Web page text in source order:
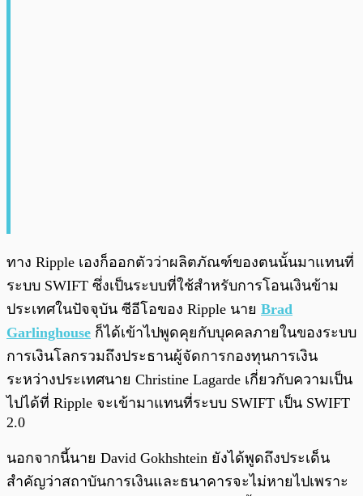
ทาง Ripple เองก็ออกตัวว่าผลิตภัณฑ์ของตนนั้นมาแทนที่
ระบบ SWIFT ซึ่งเป็นระบบที่ใช้สำหรับการโอนเงินข้าม
ประเทศในปัจจุบัน ซีอีโอของ Ripple นาย Brad
Garlinghouse ก็ได้เข้าไปพูดคุยกับบุคคลภายในของระบบ
การเงินโลกรวมถึงประธานผู้จัดการกองทุนการเงิน
ระหว่างประเทศนาย Christine Lagarde เกี่ยวกับความเป็น
ไปได้ที่ Ripple จะเข้ามาแทนที่ระบบ SWIFT เป็น SWIFT
2.0
นอกจากนี้นาย David Gokhshtein ยังได้พูดถึงประเด็น
สำคัญว่าสถาบันการเงินและธนาคารจะไม่หายไปเพราะ